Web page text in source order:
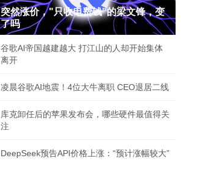
突然涨价，"只收电费钱"的梁文锋，变
了吗
谷歌AI帝国越建越大 打江山的人却开始集体
离开
凌晨谷歌AI地震！4位大牛离职 CEO退居二线
库克卸任后的苹果发布会，哪些硬件最值得关
注
DeepSeek预告API价格上涨：“预计涨幅较大”